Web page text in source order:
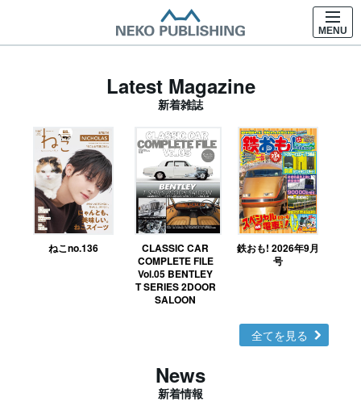
MENU
Latest Magazine
新着雑誌
ねこno.136
CLASSIC CAR
COMPLETE FILE
Vol.05 BENTLEY
T SERIES 2DOOR
SALOON
鉄おも! 2026年9月
号
全てを見る
News
新着情報